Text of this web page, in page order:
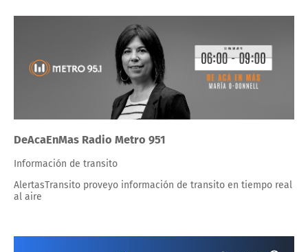
DeAcaEnMas Radio Metro 951
Información de transito
AlertasTransito proveyo información de transito en tiempo real
al aire